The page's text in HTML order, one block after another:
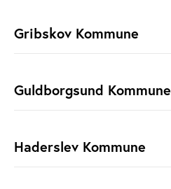
Gribskov Kommune
Guldborgsund Kommune
Haderslev Kommune